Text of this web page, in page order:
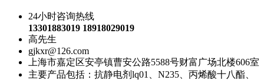
24小时咨询热线
13301883019 18918029019
高先生
gjkxr@126.com
上海市嘉定区安亭镇曹安公路5588号财富广场北楼606室
主要产品包括：抗静电剂lq01、N235、丙烯酸十八酯、